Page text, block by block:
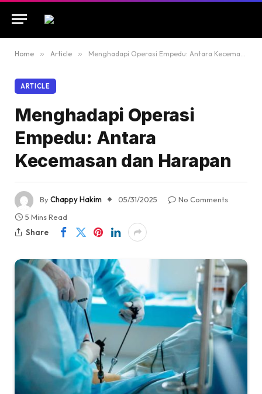
Home » Article » Menghadapi Operasi Empedu: Antara Kecemasan dan Harapan
ARTICLE
Menghadapi Operasi
Empedu: Antara
Kecemasan dan Harapan
ByChappy Hakim 05/31/2025
No Comments
5 Mins Read
Share